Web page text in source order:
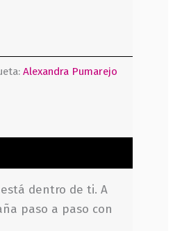
Alexandra Pumarejo
dentro de ti. A
paso a paso con